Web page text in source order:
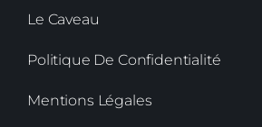
Le Caveau
Politique De Confidentialité
Mentions Légales